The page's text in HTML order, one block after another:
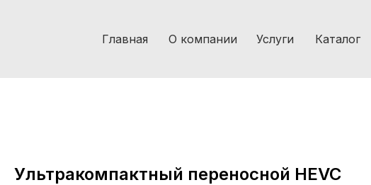
Главная О компании Услуги Каталог
Ультракомпактный переносной HEVC